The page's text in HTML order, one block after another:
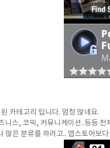
카테고리 입니다. 엄청 많네요.
니스, 코믹, 커뮤니케이션..등등 전
많은 분류를 하려고.. 앱스토어보